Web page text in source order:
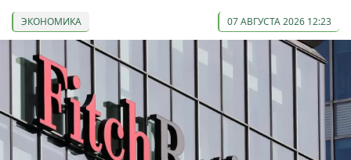
ЭКОНОМИКА 07 АВГУСТА 2026 12:23